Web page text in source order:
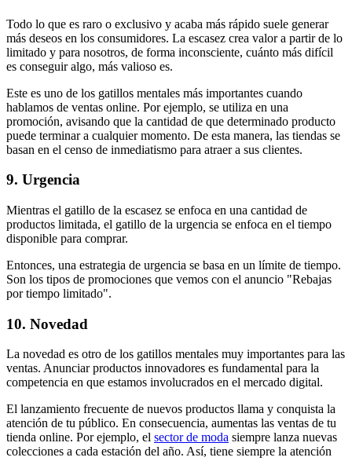
Todo lo que es raro o exclusivo y acaba más rápido suele generar
más deseos en los consumidores. La escasez crea valor a partir de lo
limitado y para nosotros, de forma inconsciente, cuánto más difícil
es conseguir algo, más valioso es.
Este es uno de los gatillos mentales más importantes cuando
hablamos de ventas online. Por ejemplo, se utiliza en una
promoción, avisando que la cantidad de que determinado producto
puede terminar a cualquier momento. De esta manera, las tiendas se
basan en el censo de inmediatismo para atraer a sus clientes.
9. Urgencia
Mientras el gatillo de la escasez se enfoca en una cantidad de
productos limitada, el gatillo de la urgencia se enfoca en el tiempo
disponible para comprar.
Entonces, una estrategia de urgencia se basa en un límite de tiempo.
Son los tipos de promociones que vemos con el anuncio "Rebajas
por tiempo limitado".
10. Novedad
La novedad es otro de los gatillos mentales muy importantes para las
ventas. Anunciar productos innovadores es fundamental para la
competencia en que estamos involucrados en el mercado digital.
El lanzamiento frecuente de nuevos productos llama y conquista la
atención de tu público. En consecuencia, aumentas las ventas de tu
tienda online. Por ejemplo, el sector de moda siempre lanza nuevas
colecciones a cada estación del año. Así, tiene siempre la atención